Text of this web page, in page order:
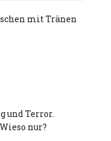
mit Tränen
und Terror.
nur?